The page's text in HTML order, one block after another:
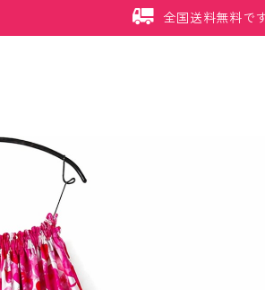
全国送料無料で